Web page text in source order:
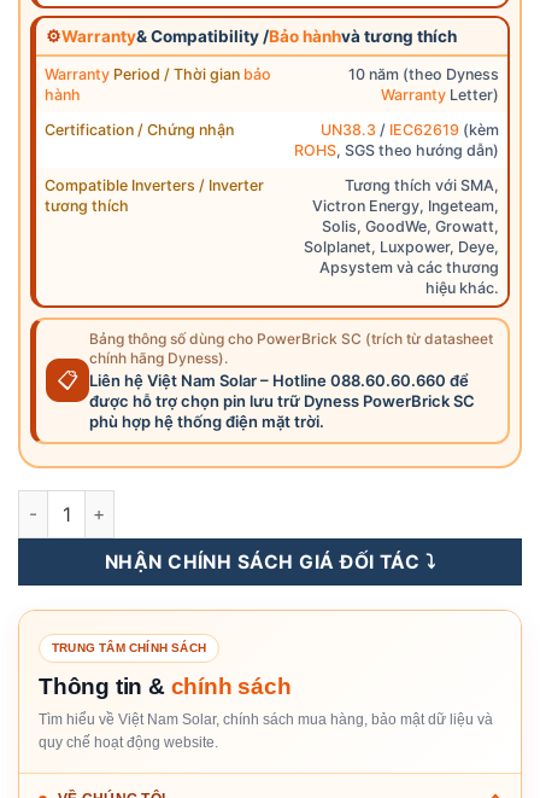
⚙Warranty& Compatibility /Bảo hànhvà tương thích
Warranty Period / Thời gian bảo
hành
10 năm (theo Dyness
WarrantyLetter)
Certification / Chứng nhận
UN38.3/ IEC62619(kèm
ROHS, SGS theo hướng dẫn)
Compatible Inverters / Inverter
tương thích
Tương thích với SMA,
Victron Energy, Ingeteam,
Solis, GoodWe, Growatt,
Solplanet, Luxpower, Deye,
Apsystem và các thương
hiệu khác.
📋
Bảng thông số dùng cho PowerBrick SC (trích từ datasheet
chính hãng Dyness).
Liên hệ Việt Nam Solar – Hotline 088.60.60.660 để
được hỗ trợ chọn pin lưu trữ Dyness PowerBrick SC
phù hợp hệ thống điện mặt trời.
PowerBrick SC - Pin lưu trữ điện Lithium Dyness PowerBrick
NHẬN CHÍNH SÁCH GIÁ ĐỐI TÁC ⤵️
TRUNG TÂM CHÍNH SÁCH
Thông tin & chính sách
Tìm hiểu về Việt Nam Solar, chính sách mua hàng, bảo mật dữ liệu và
quy chế hoạt động website.